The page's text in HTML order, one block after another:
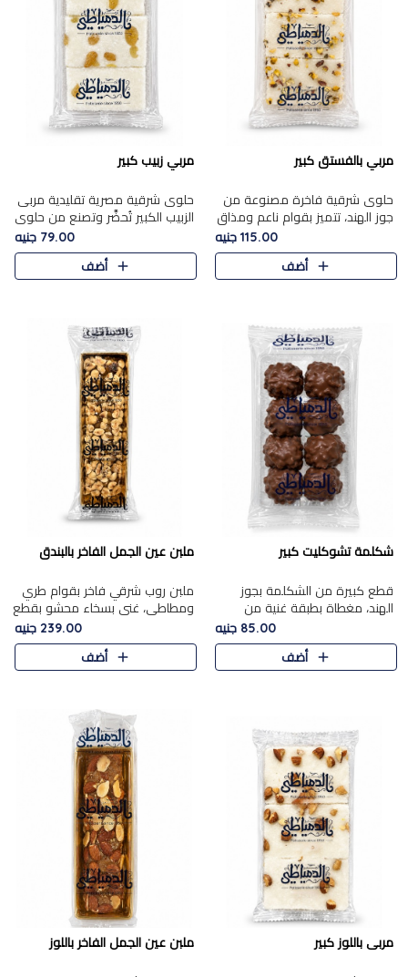
مربي بالفستق كبير
حلوى شرقية فاخرة مصنوعة من
جوز الهند، تتميز بقوام ناعم ومذاق
غني، وتزين بقطع من الفستق
الفاخر التي تضيف عليها قرمشة
115.00 جنيه
أضف
مربي زبيب كبير
حلوى شرقية مصرية تقليدية مربى
الزبيب الكبير تُحضَّر وتصنع من حلوي
جوز الهند باسد بقوام طري ومذاق
غني، وتُزين وتغطا بحبات الزبيب
الذهبي التي ..
79.00 جنيه
أضف
شكلمة تشوكليت كبير
قطع كبيرة من الشكلمة بجوز
الهند، مغطاة بطبقة غنية من
الشوكولاتة الفاخرة لتجمع بين
القوام الطري من الداخل مركز جوز
الهند المطاطي والمذاق الغن..
85.00 جنيه
أضف
ملبن عين الجمل الفاخر بالبندق
ملبن روب شرقي فاخر بقوام طري
ومطاطي، غني بسخاء محشو بقطع
عين الجمل والبندق المحمص التي
تضيف قرمشة مميزة مُرضية
ونكهة جوزية غنية في كل
239.00 جنيه
أضف
مربى باللوز كبير ملبن عين الجمل الفاخر باللوز